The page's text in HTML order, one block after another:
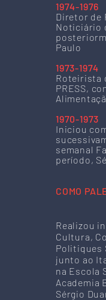
1974-1976
Diretor de
Noticiário
Paulo
1973-1974
Roteirista
PRESS,
1970-1973
Iniciou
semanal
período,
COMO
Realizou
Cultura,
Politiques
junto ao
na Escola
Academia
Sérgio